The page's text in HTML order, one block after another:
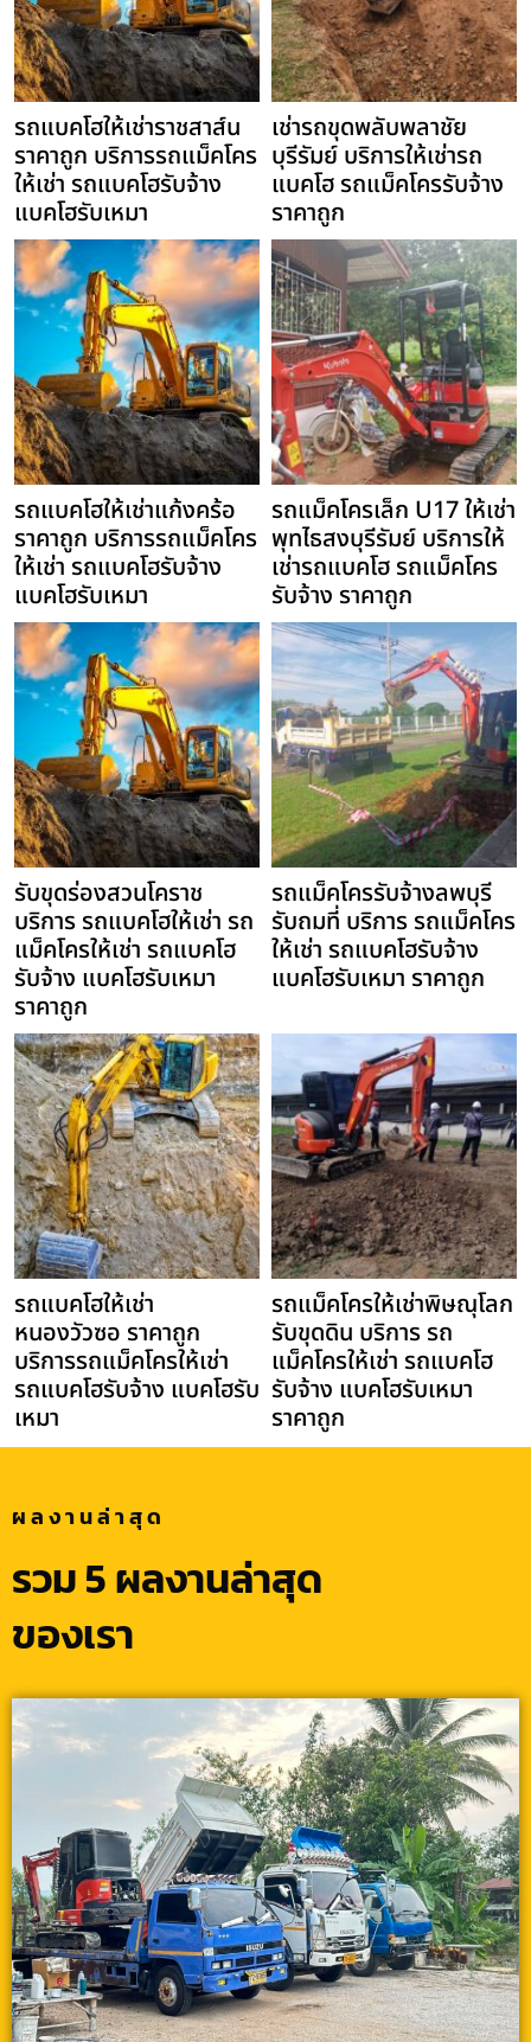
รถแบคโฮให้เช่าราชสาส์น
ราคาถูก บริการรถแม็คโคร
ให้เช่า รถแบคโฮรับจ้าง
แบคโฮรับเหมา
เช่ารถขุดพลับพลาชัย
บุรีรัมย์ บริการให้เช่ารถ
แบคโฮ รถแม็คโครรับจ้าง
ราคาถูก
รถแบคโฮให้เช่าแก้งคร้อ
ราคาถูก บริการรถแม็คโคร
ให้เช่า รถแบคโฮรับจ้าง
แบคโฮรับเหมา
รถแม็คโครเล็ก U17 ให้เช่า
พุทไธสงบุรีรัมย์ บริการให้
เช่ารถแบคโฮ รถแม็คโคร
รับจ้าง ราคาถูก
รับขุดร่องสวนโคราช
บริการ รถแบคโฮให้เช่า รถ
แม็คโครให้เช่า รถแบคโฮ
รับจ้าง แบคโฮรับเหมา
ราคาถูก
รถแม็คโครรับจ้างลพบุรี
รับถมที่ บริการ รถแม็คโคร
ให้เช่า รถแบคโฮรับจ้าง
แบคโฮรับเหมา ราคาถูก
รถแบคโฮให้เช่า
หนองวัวซอ ราคาถูก
บริการรถแม็คโครให้เช่า
รถแบคโฮรับจ้าง แบคโฮรับ
เหมา
รถแม็คโครให้เช่าพิษณุโลก
รับขุดดิน บริการ รถ
แม็คโครให้เช่า รถแบคโฮ
รับจ้าง แบคโฮรับเหมา
ราคาถูก
ผลงานล่าสุด
รวม 5 ผลงานล่าสุด
ของเรา